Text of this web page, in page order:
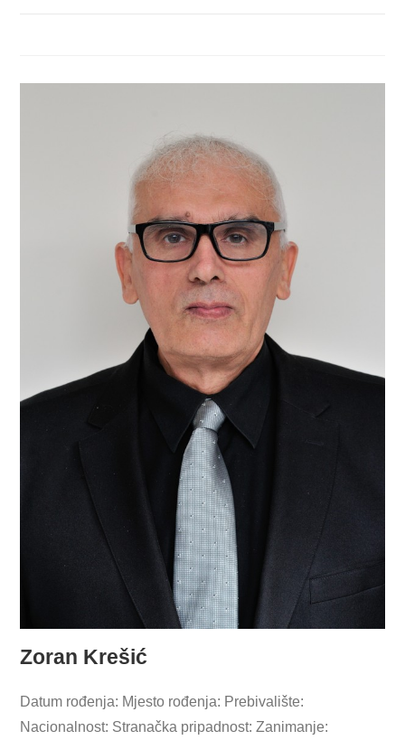
Zoran Krešić
Datum rođenja: Mjesto rođenja: Prebivalište:
Nacionalnost: Stranačka pripadnost: Zanimanje: